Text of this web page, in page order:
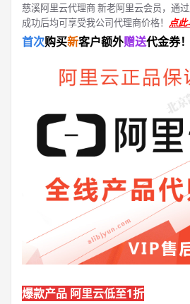
慈溪阿里云代理商 新老阿里云会员，通
成功后均可享受我公司代理商价格！ 点此
首次购买新客户额外赠送代金券！
爆款产品 阿里云低至1折